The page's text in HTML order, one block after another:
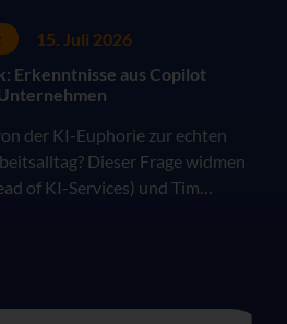
15. Juli 2026
Erkenntnisse aus Copilot
der KI-Euphorie zur echten
Dieser Frage widmen
of KI-Services) und Tim
Day 2026.